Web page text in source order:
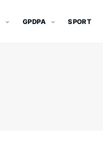
GPDPA SPORT